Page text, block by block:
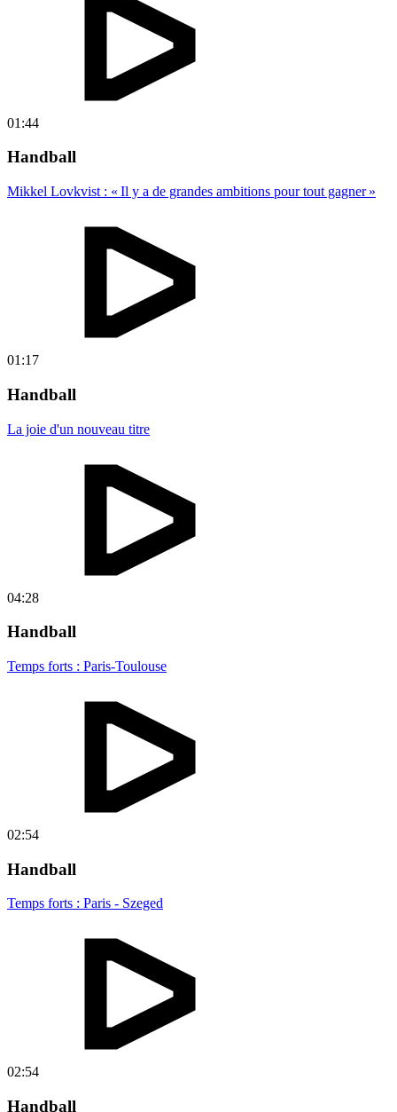
01:44
Handball
Mikkel Lovkvist : « Il y a de grandes ambitions pour tout gagner »
01:17
Handball
La joie d'un nouveau titre
04:28
Handball
Temps forts : Paris-Toulouse
02:54
Handball
Temps forts : Paris - Szeged
02:54
Handball